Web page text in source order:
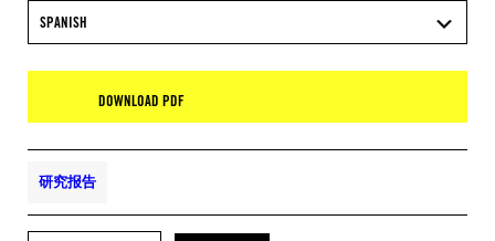
SPANISH
DOWNLOAD PDF
研究报告